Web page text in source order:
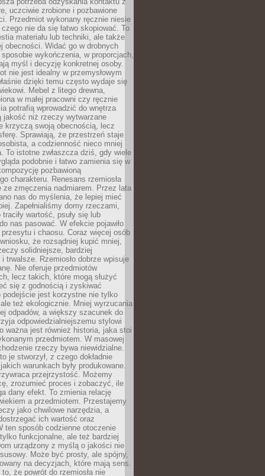
uczciwie zrobione i pozbawione
Przedmiot wykonany ręcznie niesie
nie da się łatwo skopiować. To
materiału lub techniki, ale także
obecności. Widać go w drobnych
wykończenia, w proporcjach,
myśl i decyzję konkretnej osoby.
nie jest idealny w przemysłowym
dzięki temu często wydaje się
Mebel z litego drewna,
w małej pracowni czy ręcznie
potrafią wprowadzić do wnętrza
jakość niż rzeczy wytwarzane
krzyczą swoją obecnością, lecz
Sprawiają, że przestrzeń staje
a codzienność nieco mniej
To istotne zwłaszcza dziś, gdy wiele
podobnie i łatwo zamienia się w
pozbawioną
charakteru. Renesans rzemiosła
ze zmęczenia nadmiarem. Przez lata
nas do myślenia, że lepiej mieć
Zapełnialiśmy domy rzeczami,
wartość, psuły się lub
nas pasować. W efekcie pojawiło
i chaosu. Coraz więcej osób
że rozsądniej kupić mniej,
solidniejsze, bardziej
trwalsze. Rzemiosło dobrze wpisuje
Nie oferuje przedmiotów
lecz takich, które mogą służyć
się z godnością i zyskiwać
podejście jest korzystne nie tylko
też ekologicznie. Mniej wyrzucania
odpadów, a większy szacunek do
odpowiedzialniejszemu stylowi
ważna jest również historia, jaka stoi
przedmiotem. W masowej
rzeczy bywa niewidzialne.
je stworzył, z czego dokładnie
warunkach były produkowane.
przejrzystość. Możemy
zrozumieć proces i zobaczyć, ile
dany efekt. To zmienia relację
a przedmiotem. Przestajemy
jako chwilowe narzędzia, a
ich wartość oraz
ten sposób codzienne otoczenie
funkcjonalne, ale też bardziej
urządzony z myślą o jakości nie
Może być prosty, ale spójny,
na decyzjach, które mają sens.
że powrót do rzemiosła nie